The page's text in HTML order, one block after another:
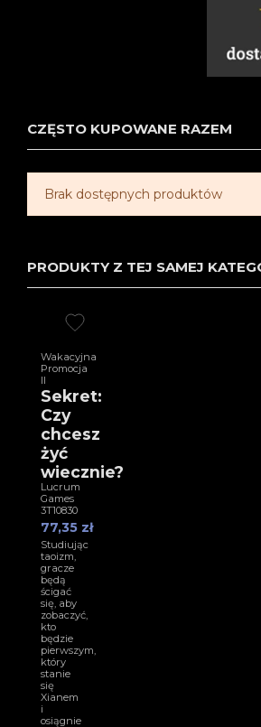
CZĘSTO KUPOWANE RAZEM
Brak dostępnych produktów
PRODUKTY Z TEJ SAMEJ
Wakacyjna
Promocja
II
Sekret:
Czy
chcesz
żyć
wiecznie?
Lucrum
Games
3T10830
77,35 zł
Studiując
taoizm,
gracze
będą
ścigać
się, aby
zobaczyć,
kto
będzie
pierwszym,
który
stanie
się
Xianem
i
osiągnie